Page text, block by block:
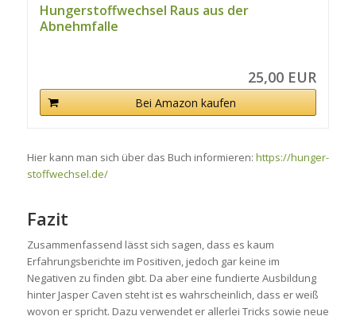
Hungerstoffwechsel Raus aus der
Abnehmfalle
25,00 EUR
Bei Amazon kaufen
Hier kann man sich über das Buch informieren: https://hunger-
stoffwechsel.de/
Fazit
Zusammenfassend lässt sich sagen, dass es kaum
Erfahrungsberichte im Positiven, jedoch gar keine im
Negativen zu finden gibt. Da aber eine fundierte Ausbildung
hinter Jasper Caven steht ist es wahrscheinlich, dass er weiß
wovon er spricht. Dazu verwendet er allerlei Tricks sowie neue